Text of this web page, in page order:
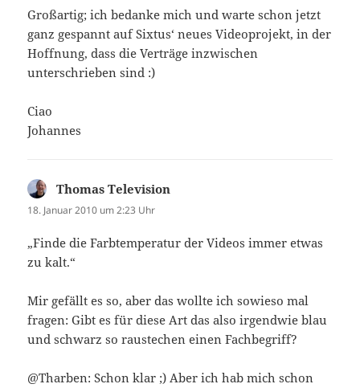
Großartig; ich bedanke mich und warte schon jetzt
ganz gespannt auf Sixtus‘ neues Videoprojekt, in der
Hoffnung, dass die Verträge inzwischen
unterschrieben sind :)
Ciao
Johannes
Thomas Television
18. Januar 2010 um 2:23 Uhr
„Finde die Farbtemperatur der Videos immer etwas
zu kalt.“
Mir gefällt es so, aber das wollte ich sowieso mal
fragen: Gibt es für diese Art das also irgendwie blau
und schwarz so raustechen einen Fachbegriff?
@Tharben: Schon klar ;) Aber ich hab mich schon